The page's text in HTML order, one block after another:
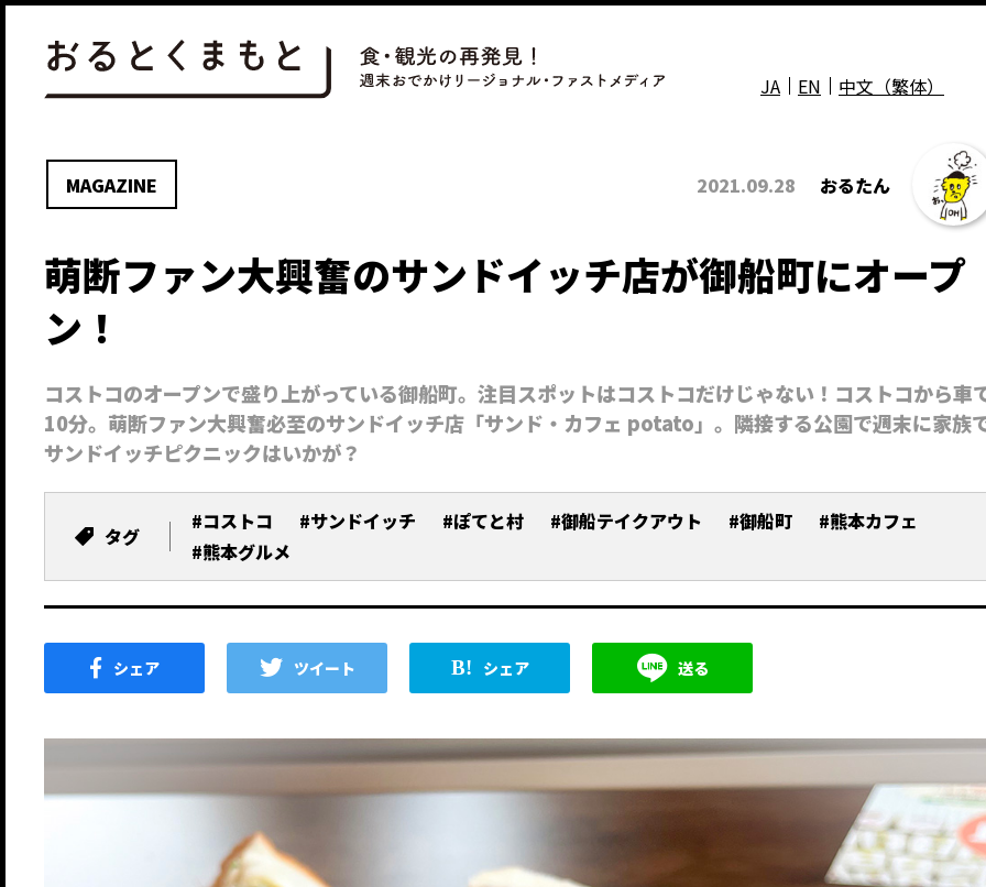
JA EN 中文（繁体）
MAGAZINE 2021.09.28 おるたん
萌断ファン大興奮のサンドイッチ店が御船町にオープ
ン！
コストコのオープンで盛り上がっている御船町。注目スポットはコストコだけじゃない！コストコから車
10分。萌断ファン大興奮必至のサンドイッチ店「サンド・カフェ potato」。隣接する公園で週末に家族
サンドイッチピクニックはいかが？
タグ
#コストコ #サンドイッチ #ぽてと村 #御船テイクアウト #御船町
#熊本カフェ
#熊本グルメ
シェア ツイート シェア 送る